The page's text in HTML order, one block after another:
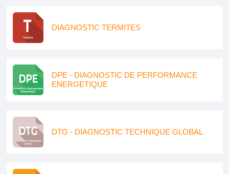
DIAGNOSTIC TERMITES
DPE - DIAGNOSTIC DE PERFORMANCE
ENERGETIQUE
DTG - DIAGNOSTIC TECHNIQUE GLOBAL